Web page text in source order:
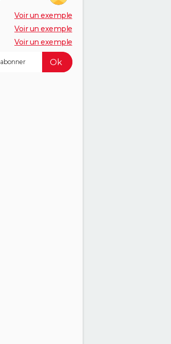
Voir un exemple
Voir un exemple
Voir un exemple